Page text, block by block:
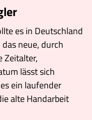
es in Deutschland
neue, durch
Zeitalter,
lässt sich
ein laufender
alte Handarbeit